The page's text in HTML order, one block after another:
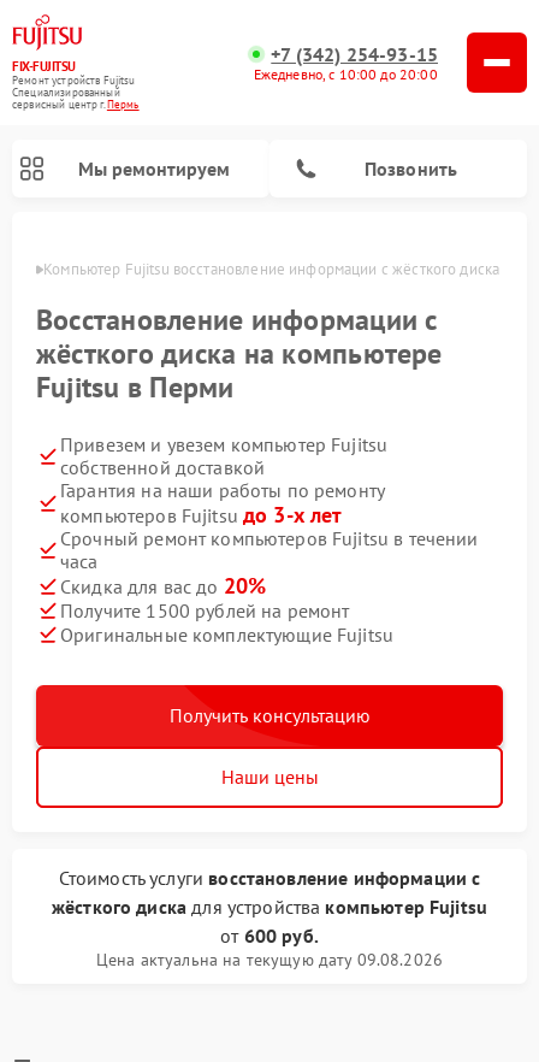
FIX-FUJITSU
Ремонт устройств Fujitsu
Специализированный
cервисный центр г.Пермь
+7 (342) 254-93-15
Ежедневно, с 10:00 до 20:00
Мы ремонтируем Позвонить
Компьютер Fujitsu восстановление информации с жёсткого диска
Восстановление информации с
жёсткого диска на компьютере
Fujitsu в Перми
Привезем и увезем компьютер Fujitsu
собственной доставкой
Гарантия на наши работы по ремонту
компьютеров Fujitsuдо 3-х лет
Срочный ремонт компьютеров Fujitsu в течении
часа
Скидка для вас до 20%
Получите 1500 рублей на ремонт
Оригинальные комплектующие Fujitsu
Получить консультацию
Наши цены
Стоимость услуги восстановление информации с
жёсткого диска для устройства компьютер Fujitsu
от 600 руб.
Цена актуальна на текущую дату 09.08.2026